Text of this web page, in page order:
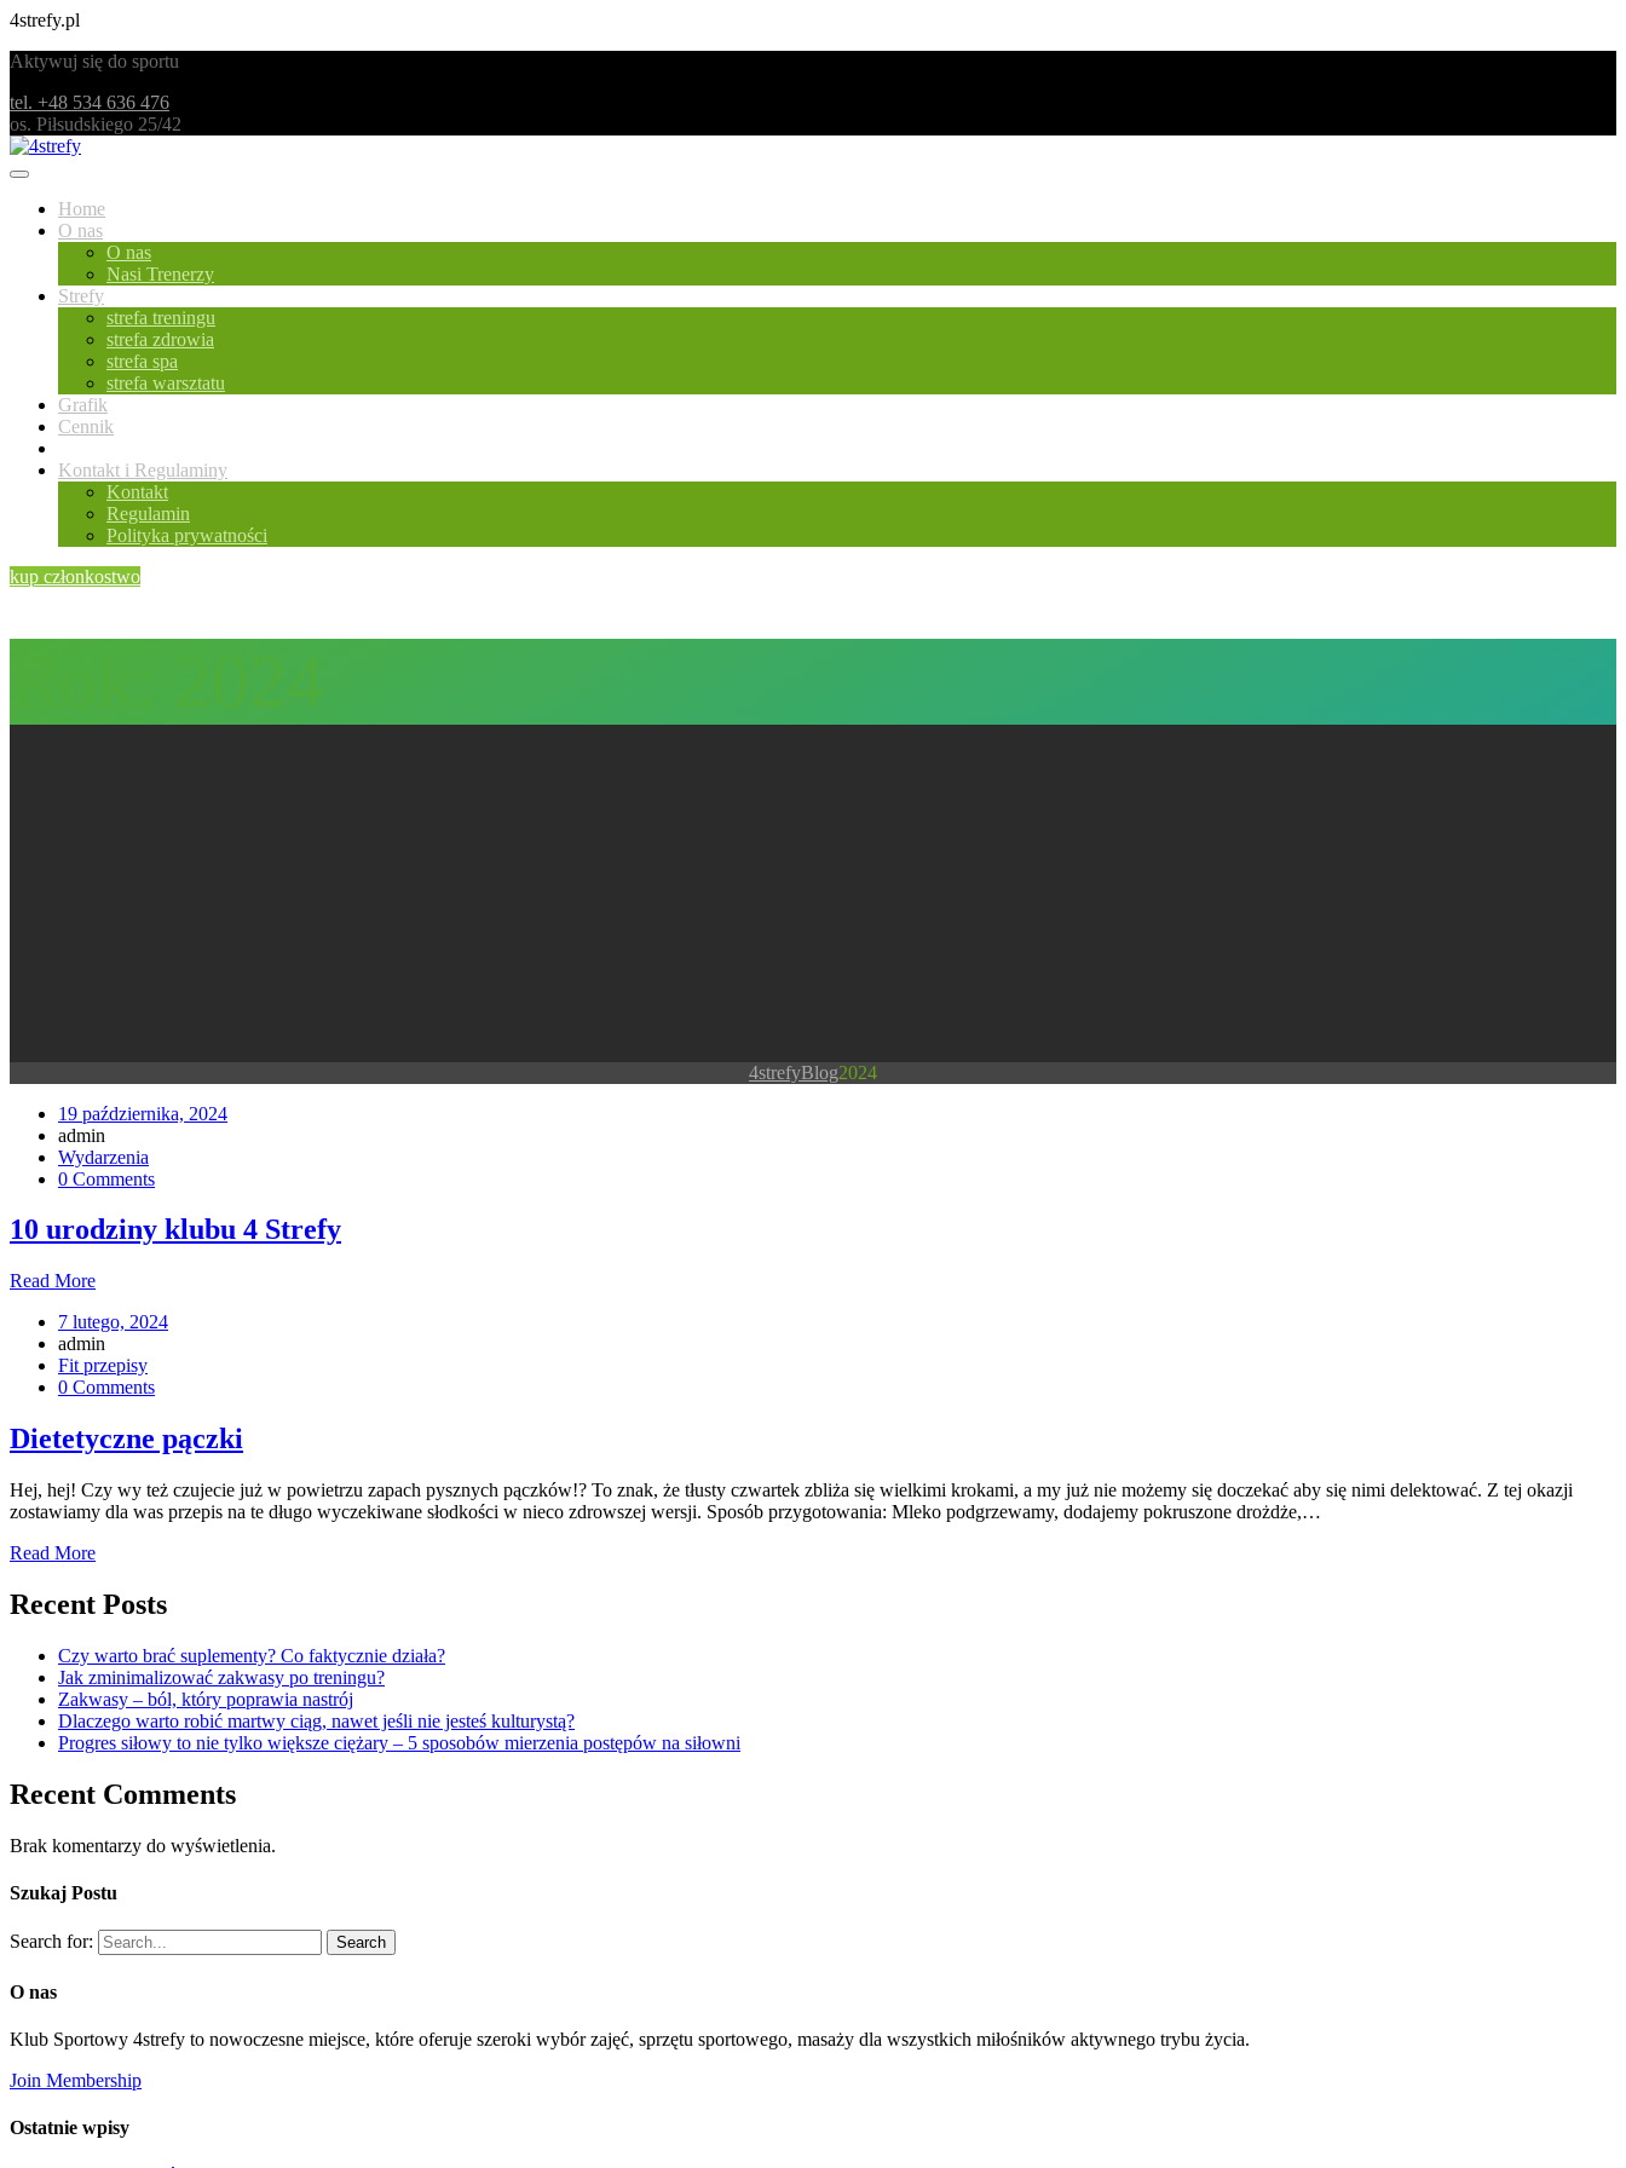
4strefy.pl
Aktywuj się do sportu
tel. +48 534 636 476
os. Piłsudskiego 25/42
Home
O nas
O nas
Nasi Trenerzy
Strefy
strefa treningu
strefa zdrowia
strefa spa
strefa warsztatu
Grafik
Cennik
Kontakt i Regulaminy
Kontakt
Regulamin
Polityka prywatności
kup członkostwo
4strefyBlog2024
19 października, 2024
admin
Wydarzenia
0 Comments
10 urodziny klubu 4 Strefy
Read More
7 lutego, 2024
admin
Fit przepisy
0 Comments
Dietetyczne pączki
Hej, hej! Czy wy też czujecie już w powietrzu zapach pysznych pączków!? To znak, że tłusty czwartek zbliża się wielkimi krokami, a my już nie możemy się doczekać aby się nimi delektować. Z tej okazji
zostawiamy dla was przepis na te długo wyczekiwane słodkości w nieco zdrowszej wersji. Sposób przygotowania: Mleko podgrzewamy, dodajemy pokruszone drożdże,…
Read More
Recent Posts
Czy warto brać suplementy? Co faktycznie działa?
Jak zminimalizować zakwasy po treningu?
Zakwasy – ból, który poprawia nastrój
Dlaczego warto robić martwy ciąg, nawet jeśli nie jesteś kulturystą?
Progres siłowy to nie tylko większe ciężary – 5 sposobów mierzenia postępów na siłowni
Recent Comments
Brak komentarzy do wyświetlenia.
Szukaj Postu
Search for:
O nas
Klub Sportowy 4strefy to nowoczesne miejsce, które oferuje szeroki wybór zajęć, sprzętu sportowego, masaży dla wszystkich miłośników aktywnego trybu życia.
Join Membership
Ostatnie wpisy